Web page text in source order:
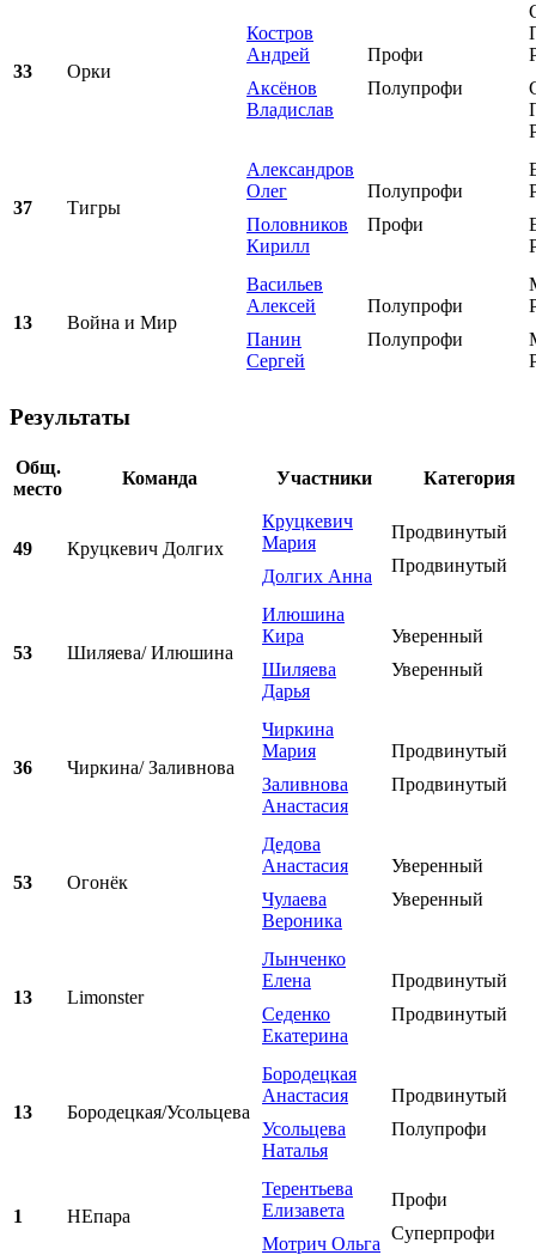
33 Орки
Костров
Андрей
Аксёнов
Владислав
Профи
Полупрофи
37 Тигры
Александров
Олег
Половников
Кирилл
Полупрофи
Профи
13 Война и Мир
Васильев
Алексей
Панин
Сергей
Полупрофи
Полупрофи
Результаты
Общ.
место
Команда Участники Категория
49 Круцкевич Долгих
Круцкевич
Мария
Долгих Анна
Продвинутый
Продвинутый
53 Шиляева/ Илюшина
Илюшина
Кира
Шиляева
Дарья
Уверенный
Уверенный
36 Чиркина/ Заливнова
Чиркина
Мария
Заливнова
Анастасия
Продвинутый
Продвинутый
53 Огонёк
Дедова
Анастасия
Чулаева
Вероника
Уверенный
Уверенный
13 Limonster
Лынченко
Елена
Седенко
Екатерина
Продвинутый
Продвинутый
13 Бородецкая/Усольцева
Бородецкая
Анастасия
Усольцева
Наталья
Продвинутый
Полупрофи
1 НЕпара
Терентьева
Елизавета
Мотрич Ольга
Профи
Суперпрофи